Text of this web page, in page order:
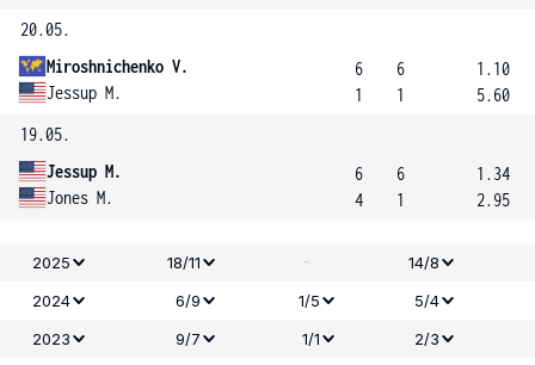
20.05.
Miroshnichenko V.
Jessup M.
6
1
6
1
1.10
5.60
19.05.
Jessup M.
Jones M.
6
4
6
1
1.34
2.95
2025 18/11 -
14/8
2024
6/9 1/5
5/4
2023
9/7 1/1
2/3